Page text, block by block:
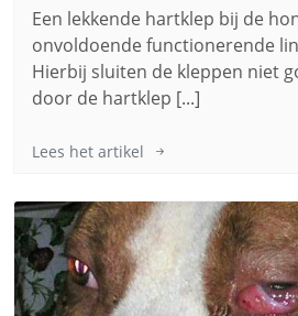
Een lekkende hartklep bij de
onvoldoende functionerende
Hierbij sluiten de kleppen niet
door de hartklep [...]
Lees het artikel